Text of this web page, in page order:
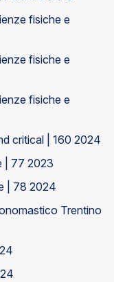
fisiche e
fisiche e
fisiche e
critical | 160 2024
| 77 2023
| 78 2024
Trentino